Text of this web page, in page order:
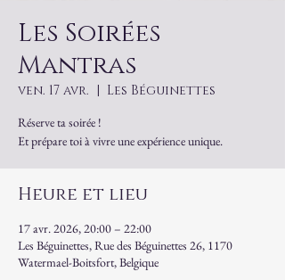
Les Soirées
Mantras
ven. 17 avr.
  |
Les Béguinettes
Réserve ta soirée !
Et prépare toi à vivre une expérience unique.
Heure et lieu
17 avr. 2026, 20:00 – 22:00
Les Béguinettes, Rue des Béguinettes 26, 1170
Watermael-Boitsfort, Belgique